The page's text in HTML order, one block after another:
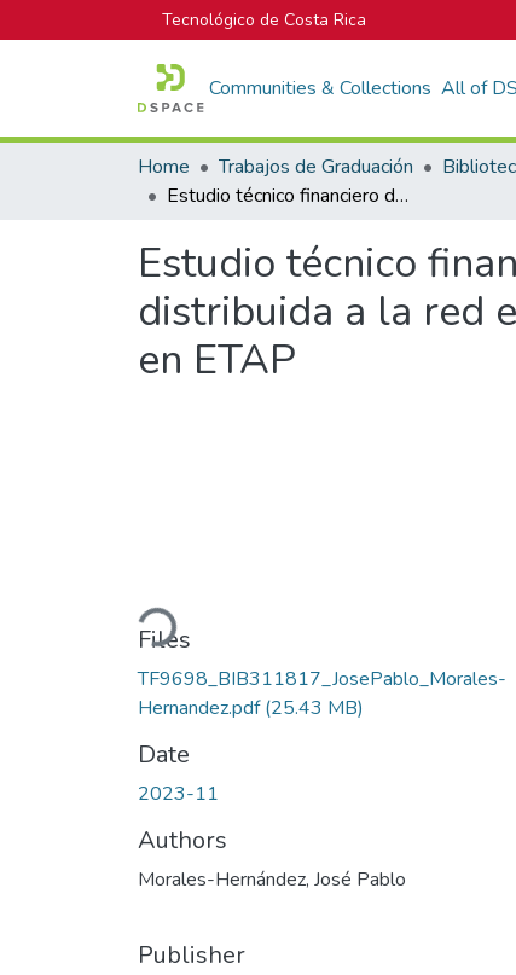
Tecnológico de Costa Rica
Communities & Collections All of
Home Trabajos de Graduación
Estudio técnico financiero de los resultados de integrar generación distribuida a la red eléctrica de JASEC mediante modelado y simulación en ETAP
Estudio técnico
distribuida a la red
en ETAP
Loading...
Files
TF9698_BIB311817_JosePablo_Morales-
Hernandez.pdf(25.43 MB)
Date
2023-11
Authors
Morales-Hernández, José Pablo
Publisher